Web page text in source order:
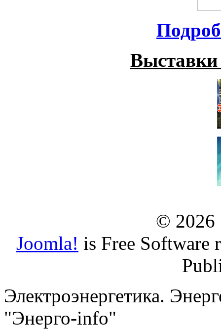
© 2026
Joomla! is Free Software
Электроэнергетика.
"Энерго-info"